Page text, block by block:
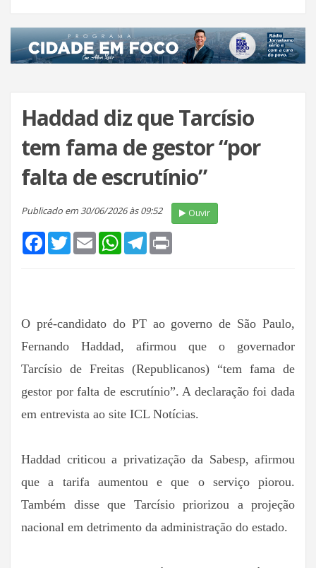
Haddad diz que Tarcísio
tem fama de gestor “por
falta de escrutínio”
Publicado em 30/06/2026 às 09:52 Ouvir
FacebookTwitterEmail WhatsAppTelegram
O pré-candidato do PT ao governo de São Paulo,
Fernando Haddad, afirmou que o governador
Tarcísio de Freitas (Republicanos) “tem fama de
gestor por falta de escrutínio”. A declaração foi dada
em entrevista ao site ICL Notícias.
Haddad criticou a privatização da Sabesp, afirmou
que a tarifa aumentou e que o serviço piorou.
Também disse que Tarcísio priorizou a projeção
nacional em detrimento da administração do estado.